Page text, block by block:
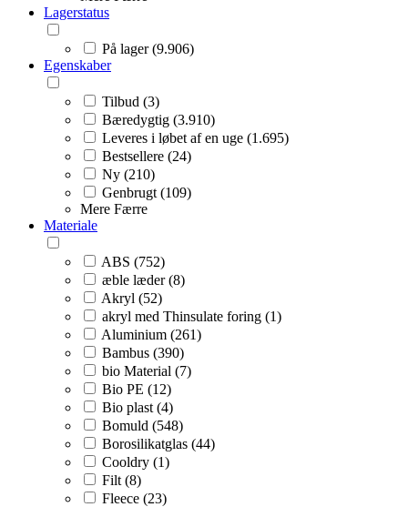
Lagerstatus
På lager (9.906)
Egenskaber
Tilbud (3)
Bæredygtig (3.910)
Leveres i løbet af en uge (1.695)
Bestsellere (24)
Ny (210)
Genbrugt (109)
Mere Færre
Materiale
ABS (752)
æble læder (8)
Akryl (52)
akryl med Thinsulate foring (1)
Aluminium (261)
Bambus (390)
bio Material (7)
Bio PE (12)
Bio plast (4)
Bomuld (548)
Borosilikatglas (44)
Cooldry (1)
Filt (8)
Fleece (23)